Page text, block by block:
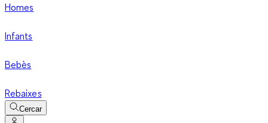
Homes
Infants
Bebès
Rebaixes
Cercar